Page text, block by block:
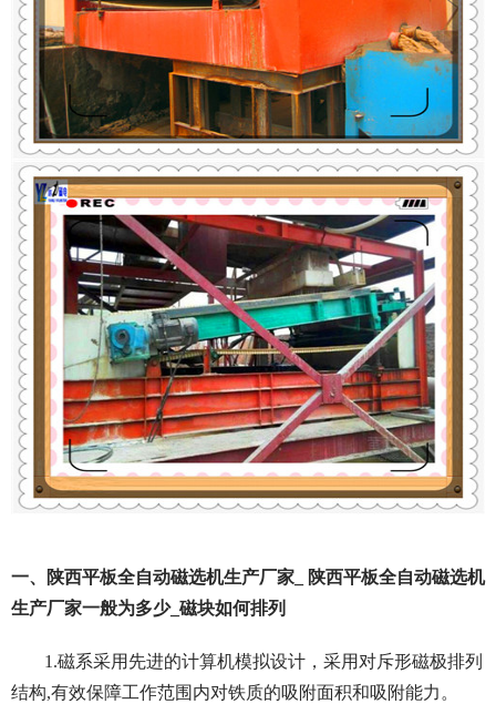
一、陕西平板全自动磁选机生产厂家_ 陕西平板全自动磁选机
生产厂家一般为多少_磁块如何排列
1.磁系采用先进的计算机模拟设计，采用对斥形磁极排列
结构,有效保障工作范围内对铁质的吸附面积和吸附能力。